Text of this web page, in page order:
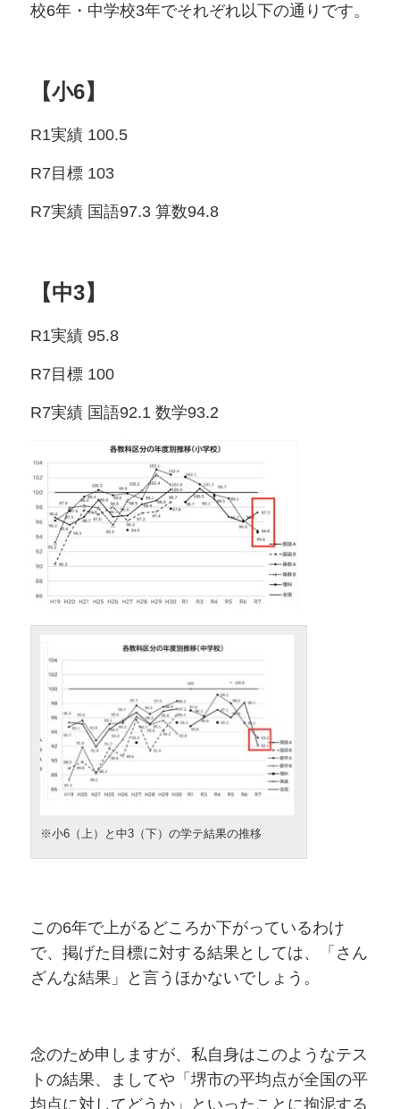
校6年・中学校3年でそれぞれ以下の通りです。
【小6】
R1実績 100.5
R7目標 103
R7実績 国語97.3 算数94.8
【中3】
R1実績 95.8
R7目標 100
R7実績 国語92.1 数学93.2
※小6（上）と中3（下）の学テ結果の推移
この6年で上がるどころか下がっているわけ
で、掲げた目標に対する結果としては、「さん
ざんな結果」と言うほかないでしょう。
念のため申しますが、私自身はこのようなテス
トの結果、ましてや「堺市の平均点が全国の平
均点に対してどうか」といったことに拘泥する